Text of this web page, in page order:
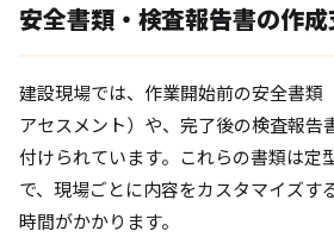
安全書類・検査報告書の作
建設現場では、作業開始前の安全書類
アセスメント）や、完了後の検査報告
付けられています。これらの書類は定
で、現場ごとに内容をカスタマイズす
時間がかかります。